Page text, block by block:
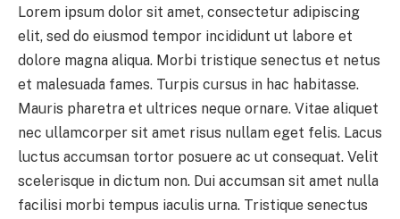
Lorem ipsum dolor sit amet, consectetur adipiscing
elit, sed do eiusmod tempor incididunt ut labore et
dolore magna aliqua. Morbi tristique senectus et netus
et malesuada fames. Turpis cursus in hac habitasse.
Mauris pharetra et ultrices neque ornare. Vitae aliquet
nec ullamcorper sit amet risus nullam eget felis. Lacus
luctus accumsan tortor posuere ac ut consequat. Velit
scelerisque in dictum non. Dui accumsan sit amet nulla
facilisi morbi tempus iaculis urna. Tristique senectus